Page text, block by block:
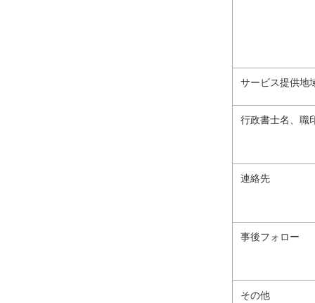
サービス提供地
行政書士名、職
連絡先
事後フォロー
その他